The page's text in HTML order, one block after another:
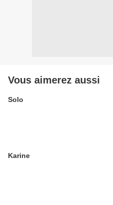
Vous aimerez aussi
Solo
Karine